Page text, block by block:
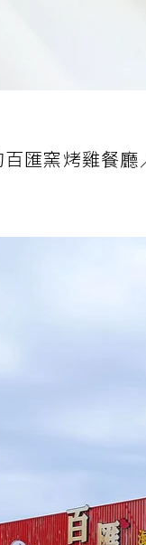
匯窯烤雞餐